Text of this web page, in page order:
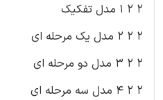
۲ ۲ ۱ مدل تفکیک
۲ ۲ ۲ مدل یک مرحله ای
۲ ۲ ۳ مدل دو مرحله ای
۲ ۲ ۴ مدل سه مرحله ای